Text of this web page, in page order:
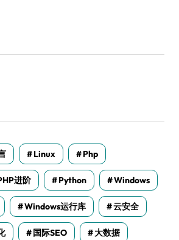
Linux Php
进阶 Python Windows
Windows运行库 云安全
国际SEO 大数据